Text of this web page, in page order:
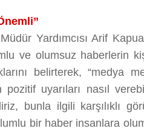
Yardımcısı Arif
ve olumsuz haberlerin
belirterek, “medya
uyarıları nasıl
bunla ilgili karşılıklı
bir haber insanlara